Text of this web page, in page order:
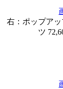
右：ポップア
ツ